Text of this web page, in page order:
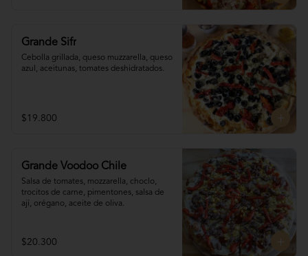
Grande Sifr
Cebolla grillada, queso muzzarella, queso
azul, aceitunas, tomates deshidratados.
$19.800
Grande Voodoo Chile
Salsa de tomates, mozzarella, choclo,
trocitos de carne, pimentones, salsa de
ají, orégano, aceite de oliva.
$20.300